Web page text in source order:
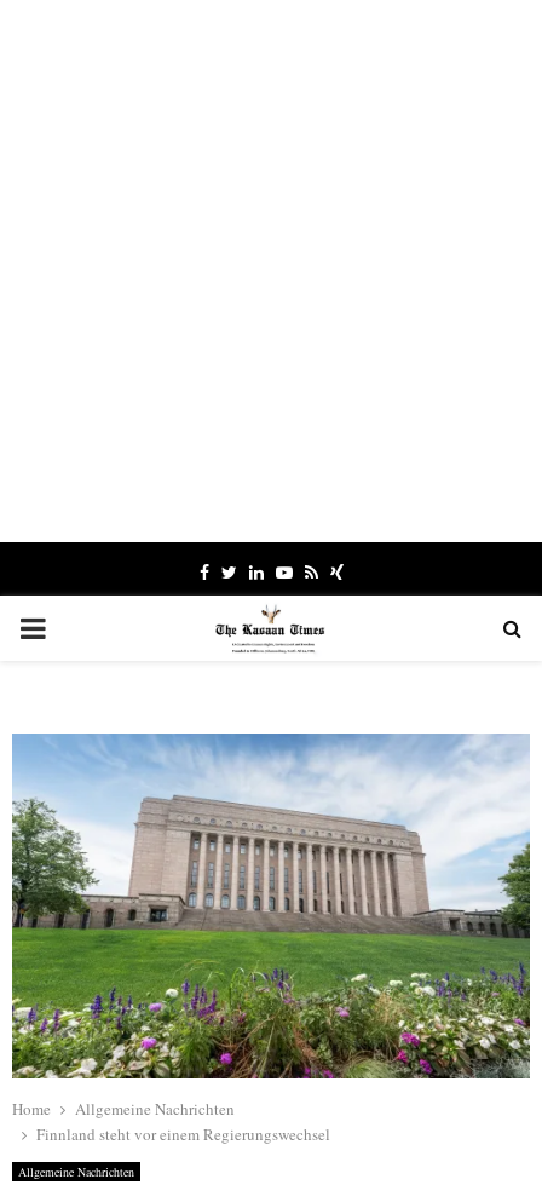
Facebook
TwitterLinkedinYoutube
RssXing
PRIMARY
Home
Allgemeine Nachrichten
Finnland steht vor einem Regierungswechsel
Allgemeine Nachrichten